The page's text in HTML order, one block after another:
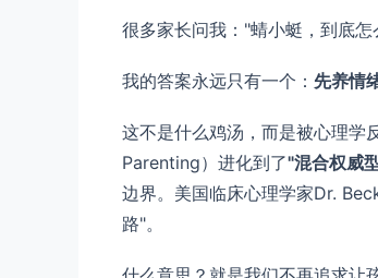
很多家长问我："蜻小蜓，到底
我的答案永远只有一个： 先养情
这不是什么鸡汤，而是被心理学
Parenting）进化到了"混合权威
边界。美国临床心理学家Dr.
路"。